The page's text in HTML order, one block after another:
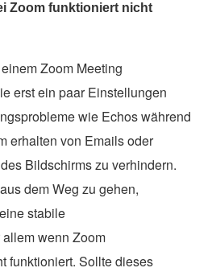
Zoom funktioniert nicht
Zoom Meeting
erst ein paar Einstellungen
wie Echos während
erhalten von Emails oder
Bildschirms zu verhindern.
dem Weg zu gehen,
stabile
wenn Zoom
funktioniert. Sollte dieses